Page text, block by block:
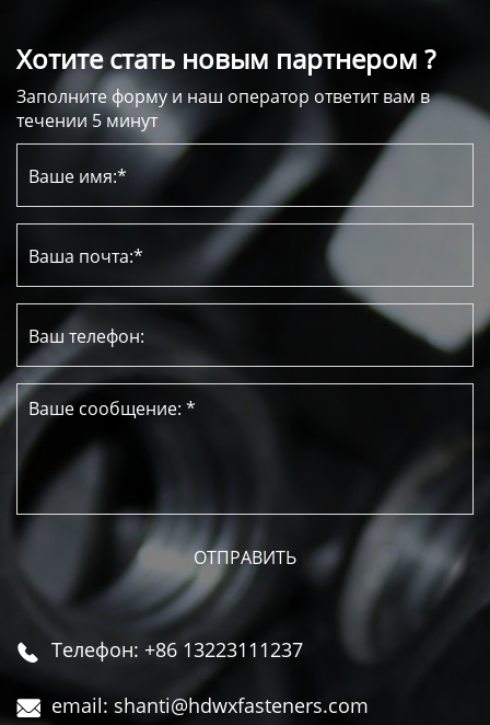
Хотите стать новым партнером ?
Заполните форму и наш оператор ответит вам в
течении 5 минут
 Телефон: +86 13223111237
 email: shanti@hdwxfasteners.com